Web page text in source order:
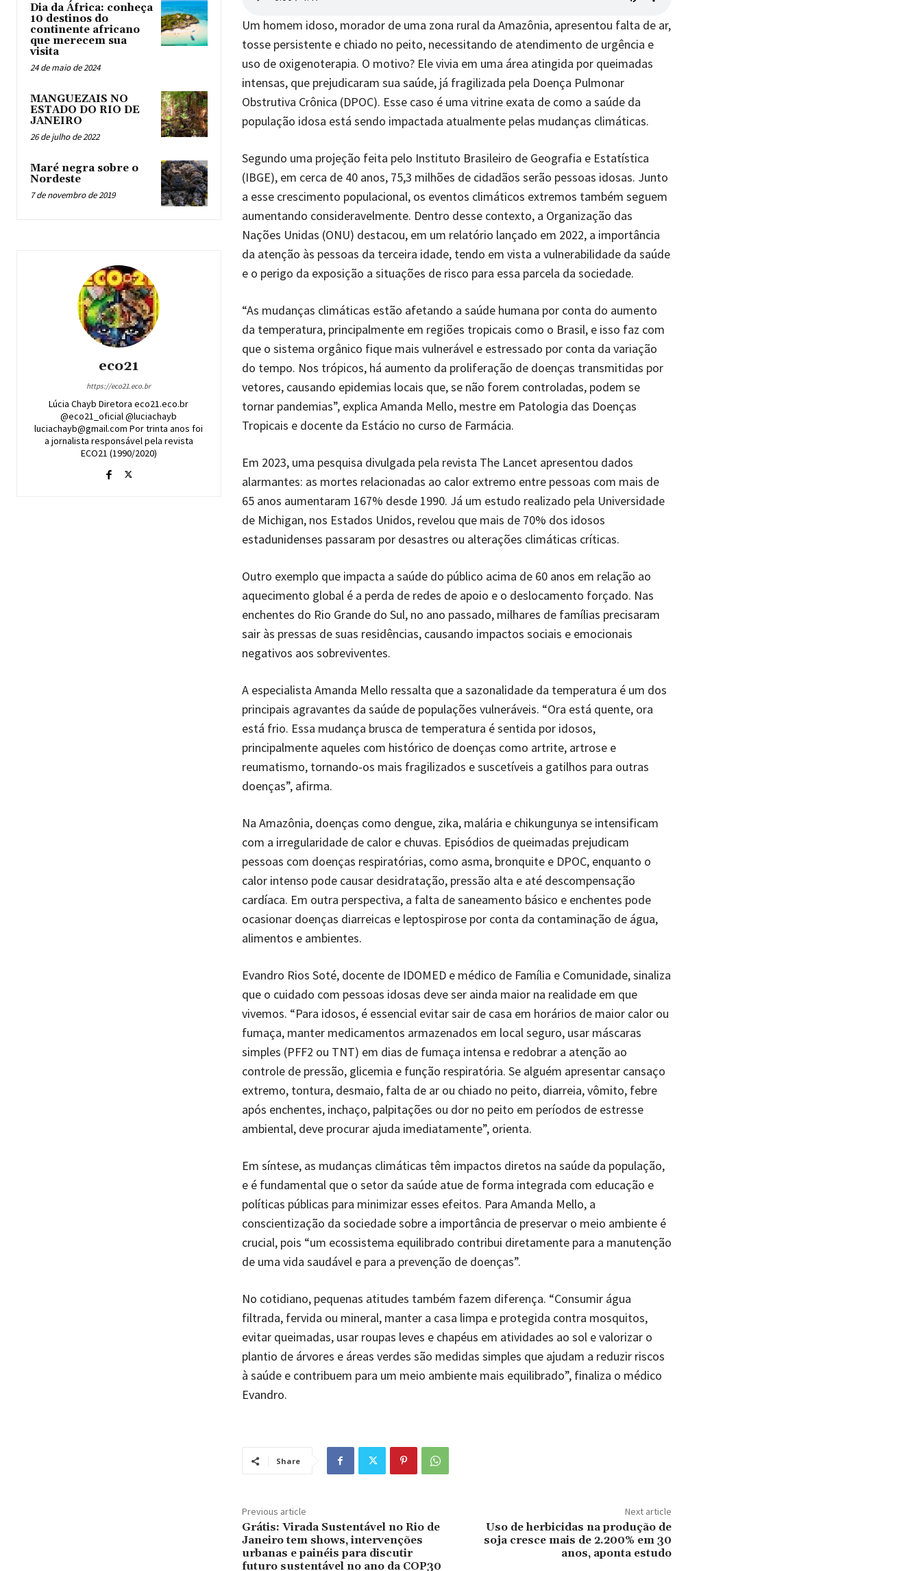
Dia da África: conheça
10 destinos do
continente africano
que merecem sua
visita
24 de maio de 2024
MANGUEZAIS NO
ESTADO DO RIO DE
JANEIRO
26 de julho de 2022
Maré negra sobre o
Nordeste
7 de novembro de 2019
eco21
https://eco21.eco.br
Lúcia Chayb Diretora eco21.eco.br
@eco21_oficial @luciachayb
luciachayb@gmail.com Por trinta anos foi
a jornalista responsável pela revista
ECO21 (1990/2020)
Um homem idoso, morador de uma zona rural da Amazônia, apresentou falta de ar,
tosse persistente e chiado no peito, necessitando de atendimento de urgência e
uso de oxigenoterapia. O motivo? Ele vivia em uma área atingida por queimadas
intensas, que prejudicaram sua saúde, já fragilizada pela Doença Pulmonar
Obstrutiva Crônica (DPOC). Esse caso é uma vitrine exata de como a saúde da
população idosa está sendo impactada atualmente pelas mudanças climáticas.
Segundo uma projeção feita pelo Instituto Brasileiro de Geografia e Estatística
(IBGE), em cerca de 40 anos, 75,3 milhões de cidadãos serão pessoas idosas. Junto
a esse crescimento populacional, os eventos climáticos extremos também seguem
aumentando consideravelmente. Dentro desse contexto, a Organização das
Nações Unidas (ONU) destacou, em um relatório lançado em 2022, a importância
da atenção às pessoas da terceira idade, tendo em vista a vulnerabilidade da saúde
e o perigo da exposição a situações de risco para essa parcela da sociedade.
“As mudanças climáticas estão afetando a saúde humana por conta do aumento
da temperatura, principalmente em regiões tropicais como o Brasil, e isso faz com
que o sistema orgânico fique mais vulnerável e estressado por conta da variação
do tempo. Nos trópicos, há aumento da proliferação de doenças transmitidas por
vetores, causando epidemias locais que, se não forem controladas, podem se
tornar pandemias”, explica Amanda Mello, mestre em Patologia das Doenças
Tropicais e docente da Estácio no curso de Farmácia.
Em 2023, uma pesquisa divulgada pela revista The Lancet apresentou dados
alarmantes: as mortes relacionadas ao calor extremo entre pessoas com mais de
65 anos aumentaram 167% desde 1990. Já um estudo realizado pela Universidade
de Michigan, nos Estados Unidos, revelou que mais de 70% dos idosos
estadunidenses passaram por desastres ou alterações climáticas críticas.
Outro exemplo que impacta a saúde do público acima de 60 anos em relação ao
aquecimento global é a perda de redes de apoio e o deslocamento forçado. Nas
enchentes do Rio Grande do Sul, no ano passado, milhares de famílias precisaram
sair às pressas de suas residências, causando impactos sociais e emocionais
negativos aos sobreviventes.
A especialista Amanda Mello ressalta que a sazonalidade da temperatura é um dos
principais agravantes da saúde de populações vulneráveis. “Ora está quente, ora
está frio. Essa mudança brusca de temperatura é sentida por idosos,
principalmente aqueles com histórico de doenças como artrite, artrose e
reumatismo, tornando-os mais fragilizados e suscetíveis a gatilhos para outras
doenças”, afirma.
Na Amazônia, doenças como dengue, zika, malária e chikungunya se intensificam
com a irregularidade de calor e chuvas. Episódios de queimadas prejudicam
pessoas com doenças respiratórias, como asma, bronquite e DPOC, enquanto o
calor intenso pode causar desidratação, pressão alta e até descompensação
cardíaca. Em outra perspectiva, a falta de saneamento básico e enchentes pode
ocasionar doenças diarreicas e leptospirose por conta da contaminação de água,
alimentos e ambientes.
Evandro Rios Soté, docente de IDOMED e médico de Família e Comunidade, sinaliza
que o cuidado com pessoas idosas deve ser ainda maior na realidade em que
vivemos. “Para idosos, é essencial evitar sair de casa em horários de maior calor ou
fumaça, manter medicamentos armazenados em local seguro, usar máscaras
simples (PFF2 ou TNT) em dias de fumaça intensa e redobrar a atenção ao
controle de pressão, glicemia e função respiratória. Se alguém apresentar cansaço
extremo, tontura, desmaio, falta de ar ou chiado no peito, diarreia, vômito, febre
após enchentes, inchaço, palpitações ou dor no peito em períodos de estresse
ambiental, deve procurar ajuda imediatamente”, orienta.
Em síntese, as mudanças climáticas têm impactos diretos na saúde da população,
e é fundamental que o setor da saúde atue de forma integrada com educação e
políticas públicas para minimizar esses efeitos. Para Amanda Mello, a
conscientização da sociedade sobre a importância de preservar o meio ambiente é
crucial, pois “um ecossistema equilibrado contribui diretamente para a manutenção
de uma vida saudável e para a prevenção de doenças”.
No cotidiano, pequenas atitudes também fazem diferença. “Consumir água
filtrada, fervida ou mineral, manter a casa limpa e protegida contra mosquitos,
evitar queimadas, usar roupas leves e chapéus em atividades ao sol e valorizar o
plantio de árvores e áreas verdes são medidas simples que ajudam a reduzir riscos
à saúde e contribuem para um meio ambiente mais equilibrado”, finaliza o médico
Evandro.
Share
Previous article
Grátis: Virada Sustentável no Rio de
Janeiro tem shows, intervenções
urbanas e painéis para discutir
futuro sustentável no ano da COP30
Next article
Uso de herbicidas na produção de
soja cresce mais de 2.200% em 30
anos, aponta estudo